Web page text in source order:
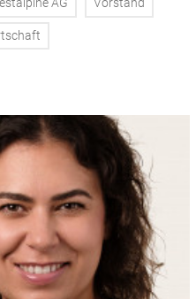
AG Vorstand